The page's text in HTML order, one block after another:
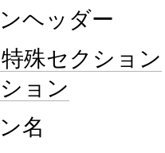
ヘッダー
殊セクション
ョン
名